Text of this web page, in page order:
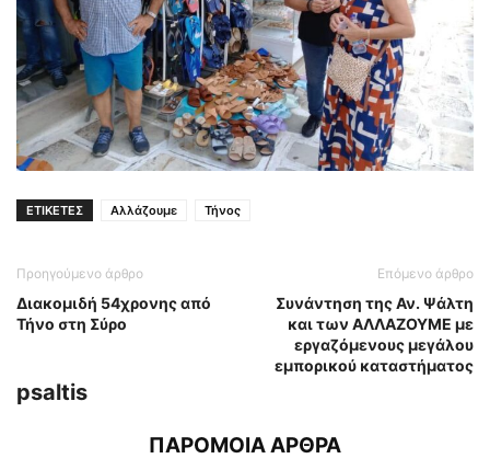
ΕΤΙΚΕΤΕΣ Αλλάζουμε Τήνος
Προηγούμενο άρθρο
Διακομιδή 54χρονης από
Τήνο στη Σύρο
Επόμενο άρθρο
Συνάντηση της Αν. Ψάλτη
και των ΑΛΛΑΖΟΥΜΕ με
εργαζόμενους μεγάλου
εμπορικού καταστήματος
psaltis
ΠΑΡΟΜΟΙΑ ΑΡΘΡΑ